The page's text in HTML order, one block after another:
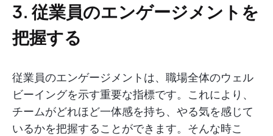
3. 従業員のエンゲージメントを
把握する
従業員のエンゲージメントは、職場全体のウェル
ビーイングを示す重要な指標です。これにより、
チームがどれほど一体感を持ち、やる気を感じて
いるかを把握することができます。そんな時こ